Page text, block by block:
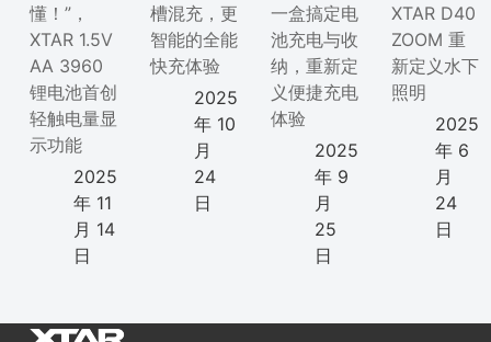
懂！”，
XTAR 1.5V
AA 3960
锂电池首创
轻触电量显
示功能
2025
年 11
月 14
日
槽混充，更
智能的全能
快充体验
2025
年 10
月
24
日
一盒搞定电
池充电与收
纳，重新定
义便捷充电
体验
2025
年 9
月
25
日
XTAR D40
ZOOM 重
新定义水下
照明
2025
年 6
月
24
日